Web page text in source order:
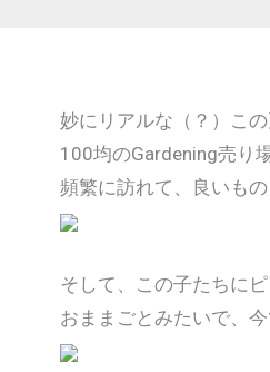
妙にリアルな（？）こ
100均のGardening売り
頻繁に訪れて、良いも
そして、この子たちに
おままごとみたいで、